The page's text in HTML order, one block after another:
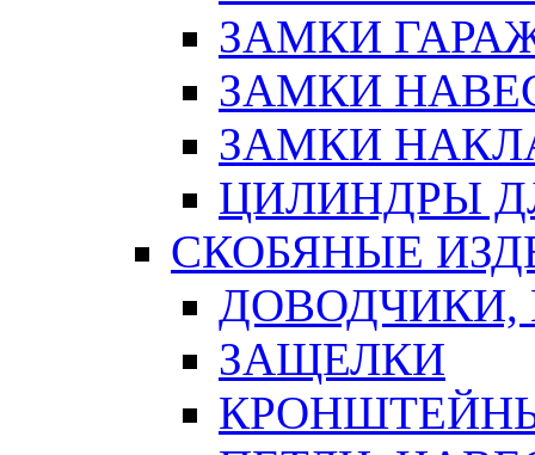
ЗАМКИ
ЗАМКИ
ЗАМКИ
ЦИЛИНДРЫ
СКОБЯНЫЕ
ЗАЩЕЛКИ